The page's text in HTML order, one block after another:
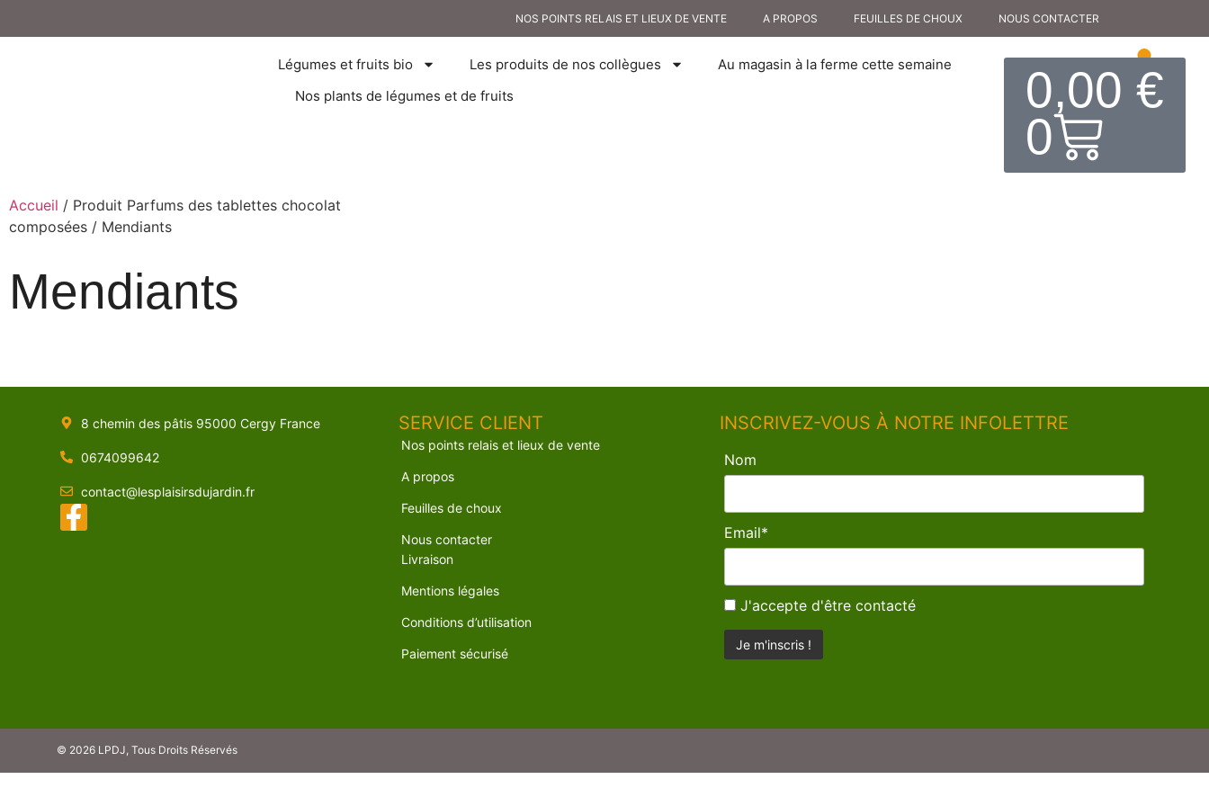
NOS POINTS RELAIS ET LIEUX DE VENTE A PROPOS FEUILLES DE CHOUX NOUS CONTACTER
Légumes et fruits bio Les produits de nos collègues
Au magasin à la ferme cette semaine
Nos plants de légumes et de fruits
0,00 €
0
Accueil / Produit Parfums des tablettes chocolat
composées / Mendiants
Mendiants
8 chemin des pâtis 95000 Cergy France
0674099642
contact@lesplaisirsdujardin.fr
SERVICE CLIENT
Nos points relais et lieux de vente
A propos
Feuilles de choux
Nous contacter
Livraison
Mentions légales
Conditions d’utilisation
Paiement sécurisé
INSCRIVEZ-VOUS À NOTRE INFOLETTRE
Nom
Email*
J'accepte d'être contacté
© 2026 LPDJ, Tous Droits Réservés